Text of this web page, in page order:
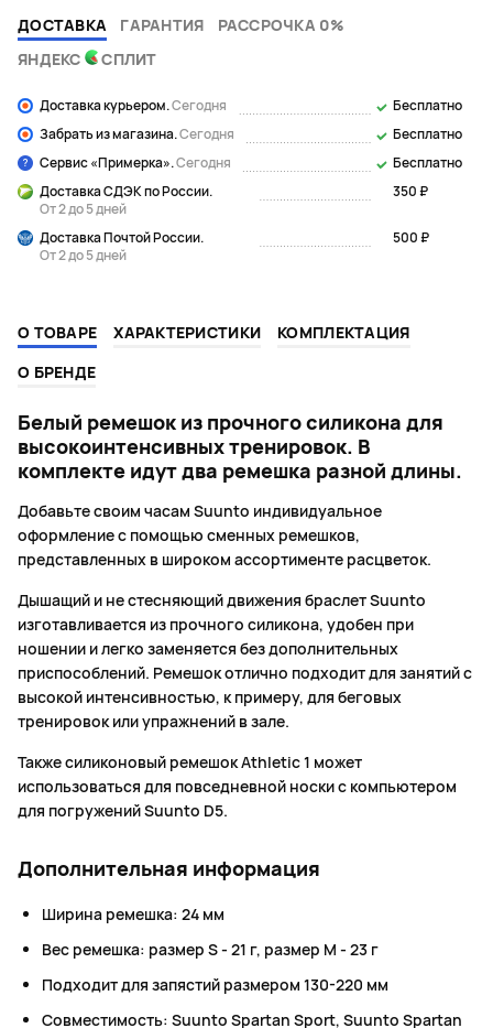
ДОСТАВКА ГАРАНТИЯ
РАССРОЧКА 0%
ЯНДЕКС
СПЛИТ
Доставка курьером.Сегодня
Бесплатно
Забрать из магазина.Сегодня
Бесплатно
Сервис «Примерка».Сегодня
Бесплатно
Доставка СДЭК по России.
От 2 до 5 дней
350 ₽
Доставка Почтой России.
От 2 до 5 дней
500 ₽
О ТОВАРЕ ХАРАКТЕРИСТИКИ
КОМПЛЕКТАЦИЯ
О БРЕНДЕ
Белый ремешок из прочного силикона для
высокоинтенсивных тренировок. В
комплекте идут два ремешка разной длины.
Добавьте своим часам Suunto индивидуальное
оформление с помощью сменных ремешков,
представленных в широком ассортименте расцветок.
Дышащий и не стесняющий движения браслет Suunto
изготавливается из прочного силикона, удобен при
ношении и легко заменяется без дополнительных
приспособлений. Ремешок отлично подходит для занятий с
высокой интенсивностью, к примеру, для беговых
тренировок или упражнений в зале.
Также силиконовый ремешок Athletic 1 может
использоваться для повседневной носки с компьютером
для погружений Suunto D5.
Дополнительная информация
Ширина ремешка: 24 мм
Вес ремешка: размер S - 21 г, размер M - 23 г
Подходит для запястий размером 130-220 мм
Совместимость: Suunto Spartan Sport, Suunto Spartan